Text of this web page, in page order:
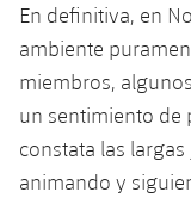
Palmarés
Jugadors
Fotos
Jugadores
Cadete
Infantil
Alevín
PLUSICON
MÁS
Primer
Actualidad
Calendario
Barça Atlètic
Actualidad
Base
En definitiva, en
ambiente
miembros,
un sentimiento de
constata las
animando y